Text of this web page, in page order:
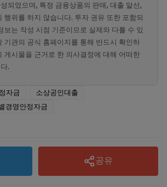
되었으며, 특정 금융상품의 판매, 대출 알선,
행위를 하지 않습니다. 투자 권유 또한 포함되
보는 작성 시점 기준이므로 실제와 다를 수 있
기관의 공식 홈페이지를 통해 반드시 확인하
게시물을 근거로 한 의사결정에 대해 어떠한
.
자금
소상공인대출
경영안정자금
공유